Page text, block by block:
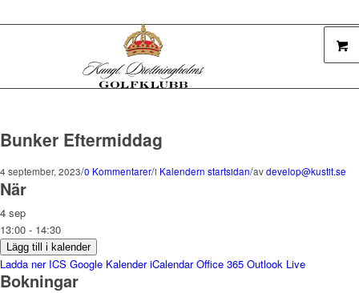
Bunker Eftermiddag
4 september, 2023/0 Kommentarer/i Kalendern startsidan/avdevelop@kustit.se
När
4 sep
13:00 - 14:30
Lägg till i kalender
Ladda ner ICS Google Kalender iCalendar Office 365 Outlook Live
Bokningar